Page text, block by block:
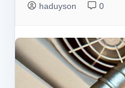
haduyson 0